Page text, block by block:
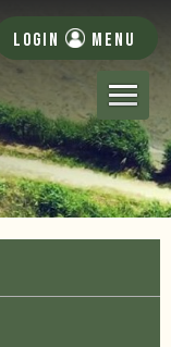
LOGIN MENU